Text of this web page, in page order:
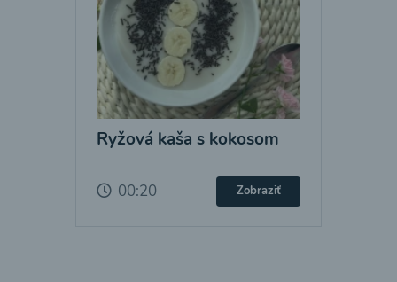
Ryžová kaša s kokosom
00:20 Zobraziť